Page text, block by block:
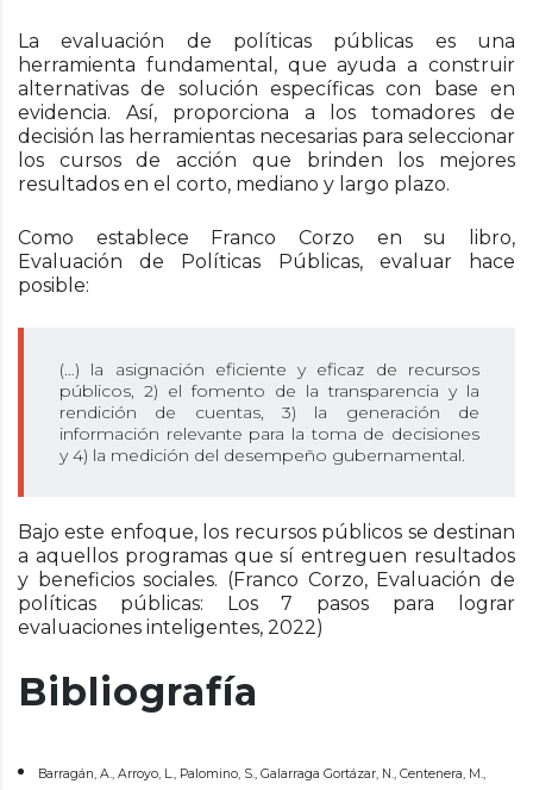
La evaluación de políticas públicas es una
herramienta fundamental, que ayuda a construir
alternativas de solución específicas con base en
evidencia. Así, proporciona a los tomadores de
decisión las herramientas necesarias para seleccionar
los cursos de acción que brinden los mejores
resultados en el corto, mediano y largo plazo.
Como establece Franco Corzo en su libro,
Evaluación de Políticas Públicas, evaluar hace
posible:
(…) la asignación eficiente y eficaz de recursos
públicos, 2) el fomento de la transparencia y la
rendición de cuentas, 3) la generación de
información relevante para la toma de decisiones
y 4) la medición del desempeño gubernamental.
Bajo este enfoque, los recursos públicos se destinan
a aquellos programas que sí entreguen resultados
y beneficios sociales. (Franco Corzo, Evaluación de
políticas públicas: Los 7 pasos para lograr
evaluaciones inteligentes, 2022)
Bibliografía
Barragán, A., Arroyo, L., Palomino, S., Galarraga Gortázar, N., Centenera, M.,